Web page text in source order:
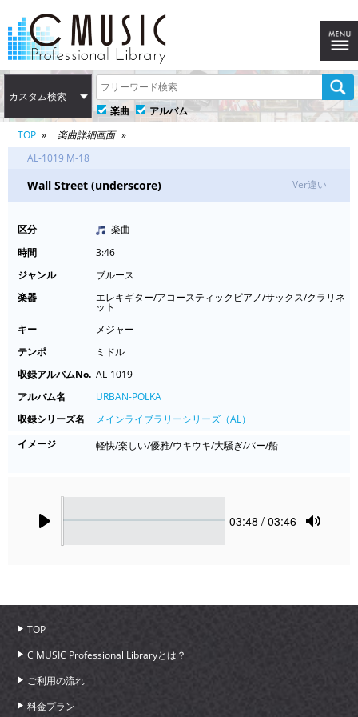
カスタム検索
楽曲
アルバム
TOP
楽曲詳細画面
AL-1019 M-18
Wall Street (underscore) Ver違い
区分
楽曲
時間
3:46
ジャンル
ブルース
楽器
エレキギター/アコースティックピアノ/サックス/クラリネ
ット
キー
メジャー
テンポ
ミドル
収録アルバムNo. AL-1019
アルバム名
URBAN-POLKA
収録シリーズ名
メインライブラリーシリーズ（AL）
イメージ
軽快/楽しい/優雅/ウキウキ/大騒ぎ/バー/船
Current
03:48 / 03:46
TOP
C MUSIC Professional Libraryとは？
ご利用の流れ
料金プラン